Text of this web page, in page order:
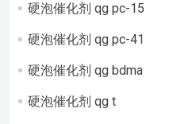
硬泡催化剂 qg pc-15
硬泡催化剂 qg pc-41
硬泡催化剂 qg bdma
硬泡催化剂 qg t